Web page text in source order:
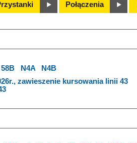
Połączenia
58B N4A
N4B
zawieszenie kursowania linii 43